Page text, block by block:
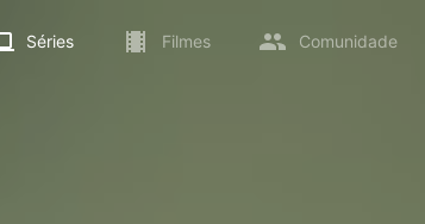
Séries Filmes Comunidade